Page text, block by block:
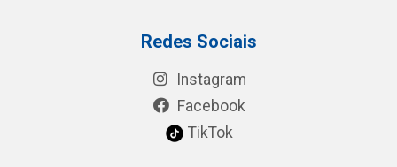
Redes Sociais
Instagram
Facebook
TikTok